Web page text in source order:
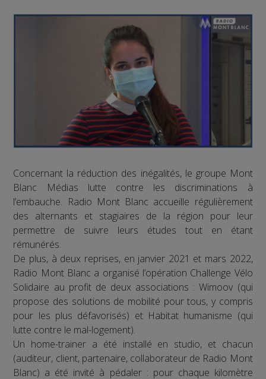
Concernant la réduction des inégalités, le groupe Mont
Blanc Médias lutte contre les discriminations à
l’embauche. Radio Mont Blanc accueille régulièrement
des alternants et stagiaires de la région pour leur
permettre de suivre leurs études tout en étant
rémunérés.
De plus, à deux reprises, en janvier 2021 et mars 2022,
Radio Mont Blanc a organisé l’opération Challenge Vélo
Solidaire au profit de deux associations : Wimoov (qui
propose des solutions de mobilité pour tous, y compris
pour les plus défavorisés) et Habitat humanisme (qui
lutte contre le mal-logement).
Un home-trainer a été installé en studio, et chacun
(auditeur, client, partenaire, collaborateur de Radio Mont
Blanc) a été invité à pédaler : pour chaque kilomètre